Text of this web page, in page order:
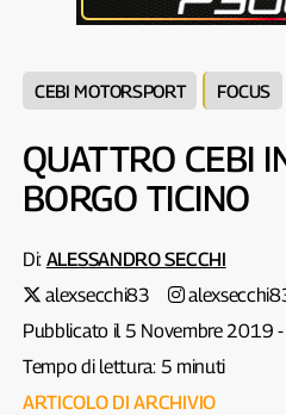
CEBI MOTORSPORT FOCUS
QUATTRO CEBI
BORGO TICINO
Di: ALESSANDRO SECCHI
alexsecchi83
Pubblicato il 5 Novembre 2019
Tempo di lettura: 5 minuti
ARTICOLO DI ARCHIVIO